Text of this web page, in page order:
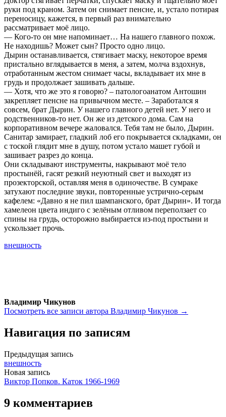
руки под краном. Затем он снимает пенсне, и, устало потирая
переносицу, кажется, в первый раз внимательно
рассматривает моё лицо.
— Кого-то он мне напоминает… На нашего главного похож.
Не находишь? Может сын? Просто одно лицо.
Дырин останавливается, стягивает маску, некоторое время
пристально вглядывается в меня, а затем, молча вздохнув,
отработанным жестом снимает часы, вкладывает их мне в
грудь и продолжает зашивать дальше.
— Хотя, что же это я говорю? – патологоанатом Антошин
закрепляет пенсне на привычном месте. – Заработался я
совсем, брат Дырин. У нашего главного детей нет. У него и
родственников-то нет. Он же из детского дома. Сам на
корпоративном вечере жаловался. Тебя там не было, Дырин.
Санитар замирает, гладкий лоб его покрывается складками, он
с тоской глядит мне в душу, потом устало машет губой и
зашивает разрез до конца.
Они складывают инструменты, накрывают моё тело
простынёй, гасят резкий неуютный свет и выходят из
прозекторской, оставляя меня в одиночестве. В сумраке
затухают последние звуки, повторенные устрично-серым
кафелем: «Давно я не пил шампанского, брат Дырин». И тогда
хамелеон цвета индиго с зелёным отливом переползает со
спины на грудь, осторожно выбирается из-под простыни и
ускользает прочь.
внешность
Владимир Чикунов
Посмотреть все записи автора Владимир Чикунов →
Навигация по записям
Предыдущая запись
внешность
Новая запись
Виктор Попков. Каток 1966-1969
9 комментариев